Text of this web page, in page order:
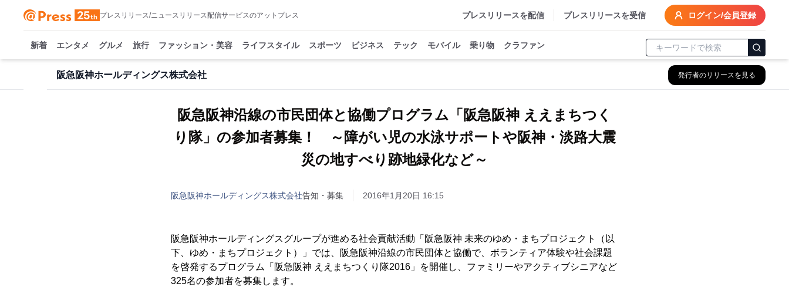
プレスリリース/ニュースリリース配信サービスのアットプレス プレスリリースを配信 プレスリリースを受信 ログイン/会員登録
新着 エンタメ グルメ 旅行 ファッション・美容 ライフスタイル スポーツ ビジネス テック モバイル 乗り物 クラファン
阪急阪神ホールディングス株式会社 発行者のリリースを見る
阪急阪神沿線の市民団体と協働プログラム「阪急阪神 ええまちつく
り隊」の参加者募集！ ～障がい児の水泳サポートや阪神・淡路大震
災の地すべり跡地緑化など～
阪急阪神ホールディングス株式会社告知・募集 2016年1月20日 16:15
阪急阪神ホールディングスグループが進める社会貢献活動「阪急阪神 未来のゆめ・まちプロジェクト（以
下、ゆめ・まちプロジェクト）」では、阪急阪神沿線の市民団体と協働で、ボランティア体験や社会課題
を啓発するプログラム「阪急阪神 ええまちつくり隊2016」を開催し、ファミリーやアクティブシニアなど
325名の参加者を募集します。